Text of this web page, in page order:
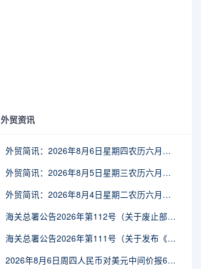
外贸资讯
外贸简讯：2026年8月6日星期四农历六月廿四
外贸简讯：2026年8月5日星期三农历六月廿三
外贸简讯：2026年8月4日星期二农历六月廿二
海关总署公告2026年第112号（关于废止部分卫生检疫类规范性文件的公告）
海关总署公告2026年第111号（关于发布《进出境动植物检疫处理监督管理工作规定》《进出境卫生处理监督管理工作规定》的公告）
2026年8月6日周四人民币对美元中间价报6.7895调贬6个基点